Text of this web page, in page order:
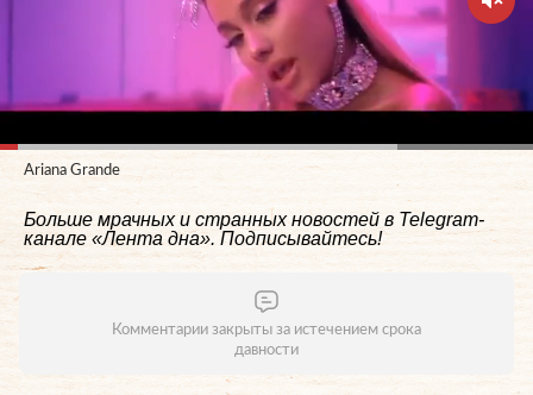
Ariana Grande
Больше мрачных и странных новостей в Telegram-
канале«Лента дна». Подписывайтесь!
Комментарии закрыты за истечением срока
давности